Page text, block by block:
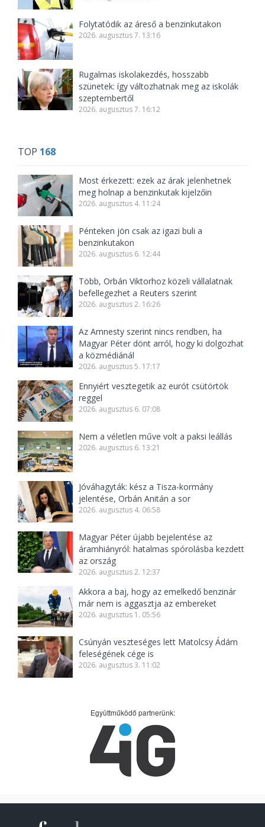
Folytatódik az áreső a benzinkutakon
2026. augusztus 7. 13:16
Rugalmas iskolakezdés, hosszabb
szünetek: így változhatnak meg az iskolák
szeptembertől
2026. augusztus 7. 16:12
TOP 168
Most érkezett: ezek az árak jelenhetnek
meg holnap a benzinkutak kijelzőin
2026. augusztus 4. 11:24
Pénteken jön csak az igazi buli a
benzinkutakon
2026. augusztus 6. 12:44
Több, Orbán Viktorhoz közeli vállalatnak
befellegezhet a Reuters szerint
2026. augusztus 2. 16:26
Az Amnesty szerint nincs rendben, ha
Magyar Péter dönt arról, hogy ki dolgozhat
a közmédiánál
2026. augusztus 5. 17:17
Ennyiért vesztegetik az eurót csütörtök
reggel
2026. augusztus 6. 07:08
Nem a véletlen műve volt a paksi leállás
2026. augusztus 6. 13:21
Jóváhagyták: kész a Tisza-kormány
jelentése, Orbán Anitán a sor
2026. augusztus 4. 06:58
Magyar Péter újabb bejelentése az
áramhiányról: hatalmas spórolásba kezdett
az ország
2026. augusztus 2. 12:37
Akkora a baj, hogy az emelkedő benzinár
már nem is aggasztja az embereket
2026. augusztus 1. 05:56
Csúnyán veszteséges lett Matolcsy Ádám
feleségének cége is
2026. augusztus 3. 11:02
Együttműködő partnerünk: